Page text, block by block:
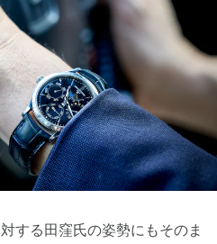
する田窪氏の姿勢にもそのま